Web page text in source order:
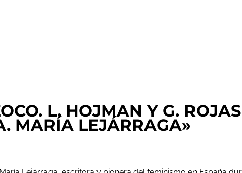
L. HOJMAN Y G.
MARÍA LEJÁRRAGA»